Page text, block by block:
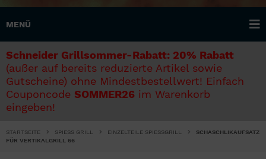
MENÜ
Schneider Grillsommer-Rabatt: 20% Rabatt
(außer auf bereits reduzierte Artikel sowie
Gutscheine) ohne Mindestbestellwert! Einfach
Couponcode SOMMER26 im Warenkorb
eingeben!
STARTSEITE SPIESS GRILL EINZELTEILE SPIESSGRILL
SCHASCHLIKAUFSATZ
FÜR VERTIKALGRILL 66